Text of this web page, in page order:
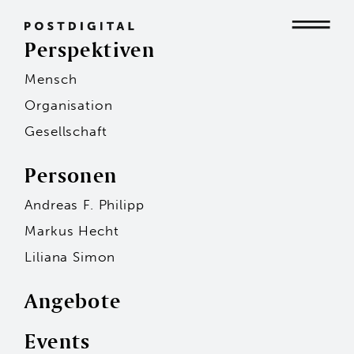
Mensch
Organisation
Gesellschaft
Perspektiven
Mensch
Organisation
Gesellschaft
Personen
Andreas F. Philipp
Markus Hecht
Liliana Simon
Angebote
Events